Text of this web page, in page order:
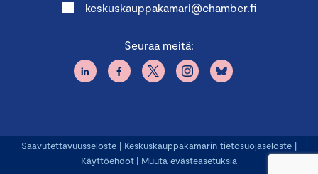
keskuskauppakamari@chamber.fi
Seuraa meitä:
Saavutettavuusseloste | Keskuskauppakamarin tietosuojaseloste |
Käyttöehdot | Muuta evästeasetuksia